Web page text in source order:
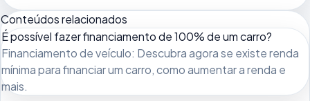
Conteúdos relacionados
É possível fazer financiamento de 100% de um carro?
Financiamento de veículo: Descubra agora se existe renda
mínima para financiar um carro, como aumentar a renda e
mais.